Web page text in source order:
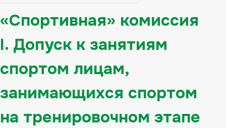
«Спортивная» комиссия
I. Допуск к занятиям
спортом лицам,
занимающихся спортом
на тренировочном этапе